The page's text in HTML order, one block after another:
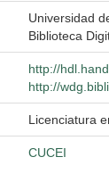
Universidad
Biblioteca
http://
http://
Licenciatura
CUCEI